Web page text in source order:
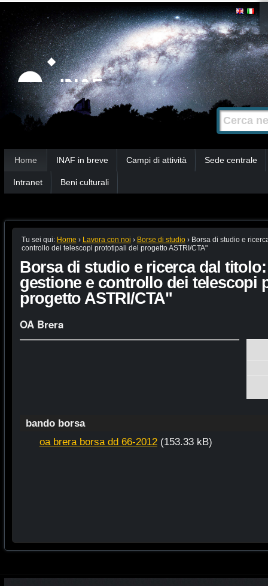
Strumenti
personali
Salta
contenuti.
|
Salta
alla
navigazione
Cerca nel
Ricerca
avanzata…
Home INAF in breve Campi di attività Sede centrale
Intranet Beni culturali
Tu sei qui: Home › Lavora con noi › Borse di studio › Borsa di studio e
controllo dei telescopi prototipali del progetto ASTRI/CTA"
Borsa di studio e ricerca dal
gestione e controllo dei telescopi
progetto ASTRI/CTA"
OA Brera
bando borsa
oa brera borsa dd 66-2012 (153.33 kB)